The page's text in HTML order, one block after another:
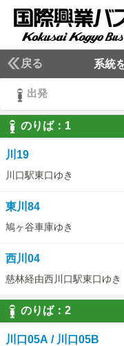
戻る 系統
出発
のりば： 1
1
川19
川口駅東口ゆき
東川84
鳩ヶ谷車庫ゆき
西川04
慈林経由西川口駅東口ゆき
のりば： 2
2
川口05A / 川口05B